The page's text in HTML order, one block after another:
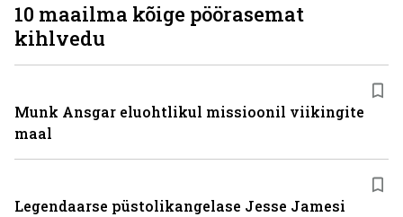
10 maailma kõige pöörasemat
kihlvedu
Munk Ansgar eluohtlikul missioonil viikingite
maal
Legendaarse püstolikangelase Jesse Jamesi